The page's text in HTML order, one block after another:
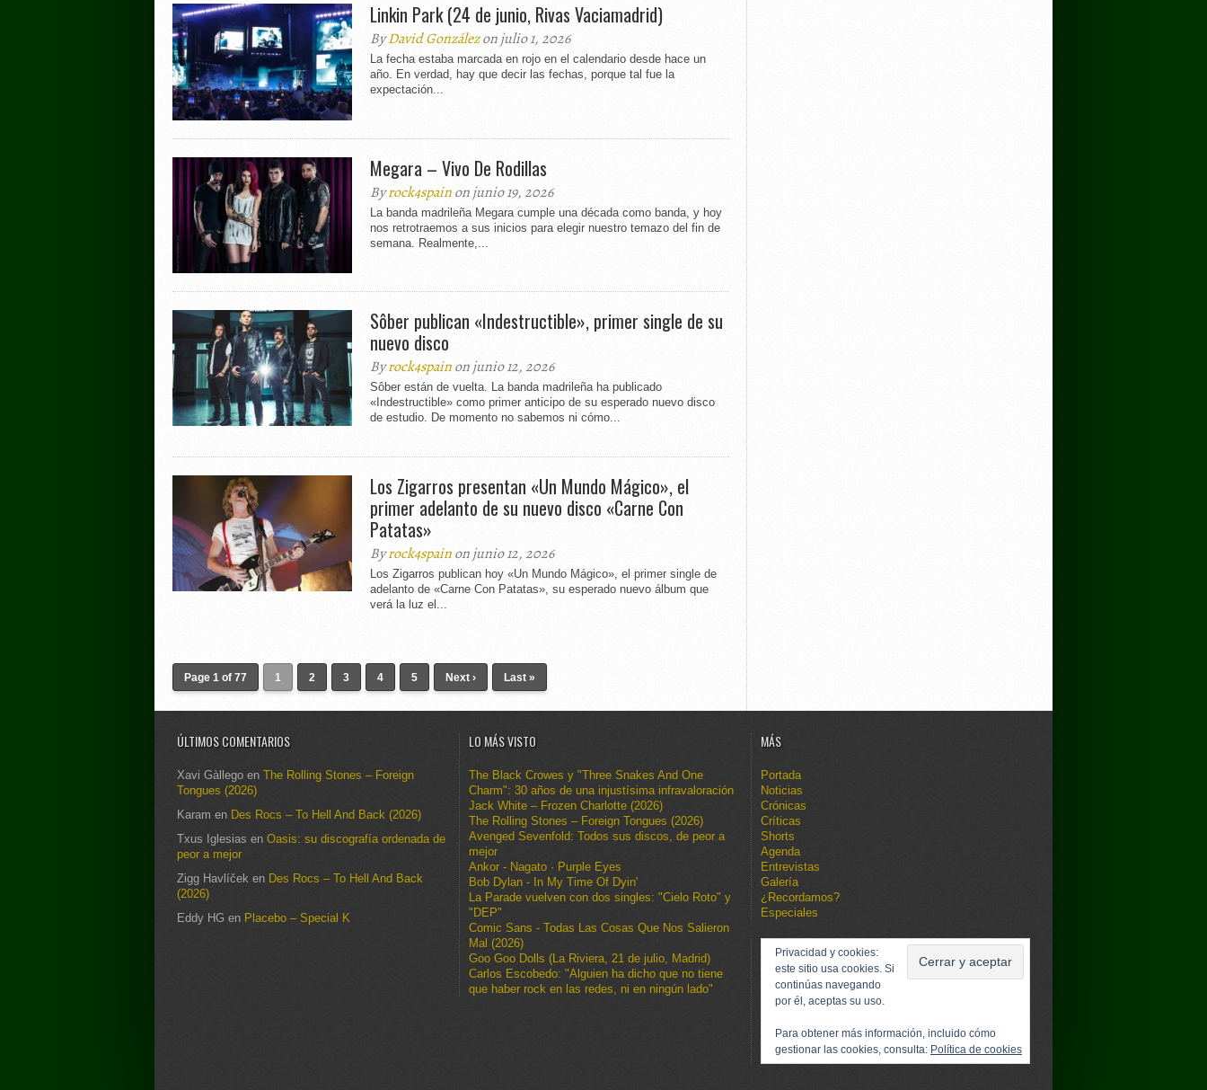
Linkin Park (24 de junio, Rivas Vaciamadrid)
ByDavid Gonzálezon julio 1, 2026
La fecha estaba marcada en rojo en el calendario desde hace un
año. En verdad, hay que decir las fechas, porque tal fue la
expectación...
Megara – Vivo De Rodillas
Byrock4spainon junio 19, 2026
La banda madrileña Megara cumple una década como banda, y hoy
nos retrotraemos a sus inicios para elegir nuestro temazo del fin de
semana. Realmente,...
Sôber publican «Indestructible», primer single de su
nuevo disco
Byrock4spainon junio 12, 2026
Sôber están de vuelta. La banda madrileña ha publicado
«Indestructible» como primer anticipo de su esperado nuevo disco
de estudio. De momento no sabemos ni cómo...
Los Zigarros presentan «Un Mundo Mágico», el
primer adelanto de su nuevo disco «Carne Con
Patatas»
Byrock4spainon junio 12, 2026
Los Zigarros publican hoy «Un Mundo Mágico», el primer single de
adelanto de «Carne Con Patatas», su esperado nuevo álbum que
verá la luz el...
Page 1 of 77 1 2 3 4 5 Next › Last »
ÚLTIMOS COMENTARIOS
Xavi Gàllego en The Rolling Stones – Foreign
Tongues (2026)
Karam en Des Rocs – To Hell And Back (2026)
Txus Iglesias en Oasis: su discografía ordenada de
peor a mejor
Zigg Havlíček en Des Rocs – To Hell And Back
(2026)
Eddy HG en Placebo – Special K
LO MÁS VISTO
The Black Crowes y "Three Snakes And One
Charm": 30 años de una injustísima infravaloración
Jack White – Frozen Charlotte (2026)
The Rolling Stones – Foreign Tongues (2026)
Avenged Sevenfold: Todos sus discos, de peor a
mejor
Ankor - Nagato · Purple Eyes
Bob Dylan - In My Time Of Dyin'
La Parade vuelven con dos singles: "Cielo Roto" y
"DEP"
Comic Sans - Todas Las Cosas Que Nos Salieron
Mal (2026)
Goo Goo Dolls (La Riviera, 21 de julio, Madrid)
Carlos Escobedo: "Alguien ha dicho que no tiene
que haber rock en las redes, ni en ningún lado"
MÁS
Portada
Noticias
Crónicas
Críticas
Shorts
Agenda
Entrevistas
Galería
¿Recordamos?
Especiales
Privacidad y cookies:
este sitio usa cookies. Si
continúas navegando
por él, aceptas su uso.
Para obtener más información, incluido cómo
gestionar las cookies, consulta: Política de cookies